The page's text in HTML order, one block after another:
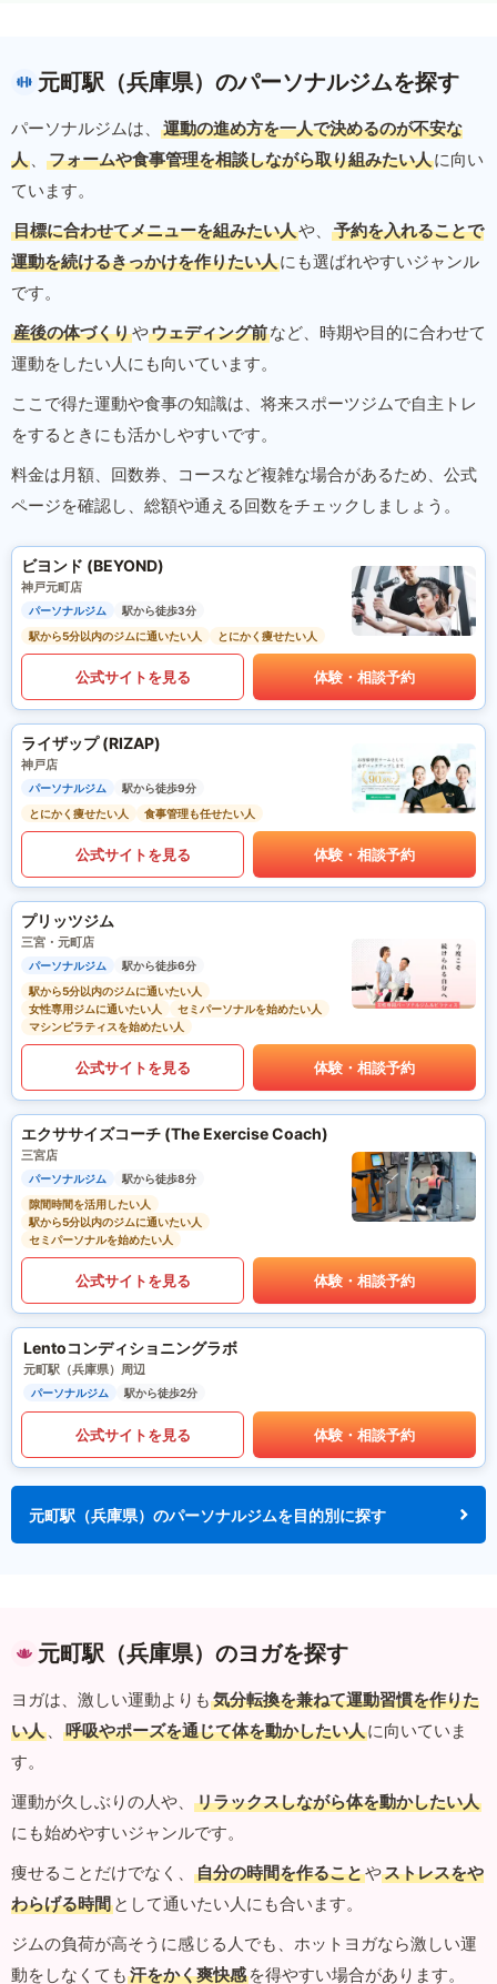
元町駅（兵庫県）のパーソナルジムを探す
パーソナルジムは、
運動の進め方を一人で決めるのが不安な
人 、 フォームや食事管理を相談しながら取り組みたい人に向い
ています。
目標に合わせてメニューを組みたい人や、
予約を入れることで
運動を続けるきっかけを作りたい人にも選ばれやすいジャンル
です。
産後の体づくりやウェディング前など、時期や目的に合わせて
運動をしたい人にも向いています。
ここで得た運動や食事の知識は、将来スポーツジムで自主トレ
をするときにも活かしやすいです。
料金は月額、回数券、コースなど複雑な場合があるため、公式
ページを確認し、総額や通える回数をチェックしましょう。
ビヨンド (BEYOND)
神戸元町店
パーソナルジム
駅から徒歩3分
駅から5分以内のジムに通いたい人
とにかく痩せたい人
公式サイトを見る 体験・相談予約
ライザップ (RIZAP)
神戸店
パーソナルジム
駅から徒歩9分
とにかく痩せたい人
食事管理も任せたい人
公式サイトを見る 体験・相談予約
プリッツジム
三宮・元町店
パーソナルジム
駅から徒歩6分
駅から5分以内のジムに通いたい人
女性専用ジムに通いたい人
セミパーソナルを始めたい人
マシンピラティスを始めたい人
公式サイトを見る 体験・相談予約
エクササイズコーチ (The Exercise Coach)
三宮店
パーソナルジム
駅から徒歩8分
隙間時間を活用したい人
駅から5分以内のジムに通いたい人
セミパーソナルを始めたい人
公式サイトを見る 体験・相談予約
Lentoコンディショニングラボ
元町駅（兵庫県）周辺
パーソナルジム 駅から徒歩2分
公式サイトを見る 体験・相談予約
元町駅（兵庫県）のパーソナルジムを目的別に探す
元町駅（兵庫県）のヨガを探す
ヨガは、激しい運動よりも 気分転換を兼ねて運動習慣を作りた
い人 、 呼吸やポーズを通じて体を動かしたい人に向いていま
す。
運動が久しぶりの人や、
リラックスしながら体を動かしたい人
にも始めやすいジャンルです。
痩せることだけでなく、
自分の時間を作ることやストレスをや
わらげる時間 として通いたい人にも合います。
ジムの負荷が高そうに感じる人でも、ホットヨガなら激しい運
動をしなくても 汗をかく爽快感 を得やすい場合があります。